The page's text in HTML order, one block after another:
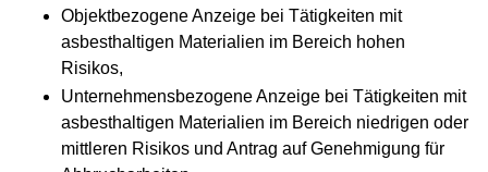
Objektbezogene Anzeige bei Tätigkeiten mit
asbesthaltigen Materialien im Bereich hohen
Risikos,
Unternehmensbezogene Anzeige bei Tätigkeiten mit
asbesthaltigen Materialien im Bereich niedrigen oder
mittleren Risikos und Antrag auf Genehmigung für